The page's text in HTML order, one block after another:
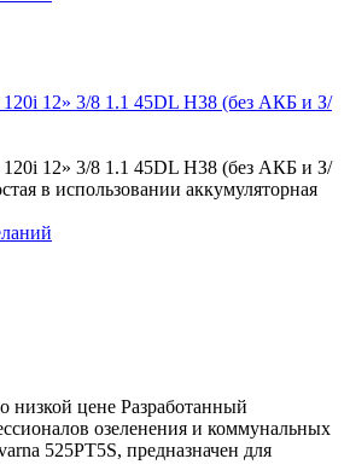
120i 12» 3/8 1.1 45DL H38 (без АКБ и З/
120i 12» 3/8 1.1 45DL H38 (без АКБ и З/
в использовании аккумуляторная
низкой цене Разработанный
озеленения и коммунальных
525PT5S, предназначен для